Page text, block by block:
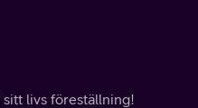
livs föreställning!